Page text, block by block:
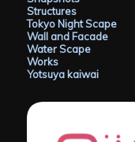
Structures
Tokyo Night Scape
Wall and Facade
Water Scape
Works
Yotsuya kaiwai